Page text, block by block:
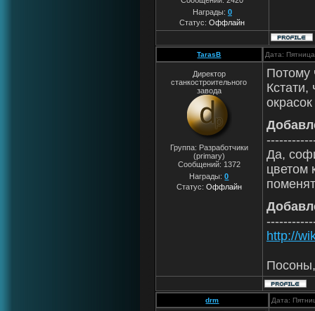
Награды: 0
Статус:Оффлайн
TarasB Дата:
Директор
станкостроительного
завода
Группа: Разработчики
(primary)
Сообщений: 1372
Награды:0
Статус: Оффлайн
Потому
Да,
цветом
http://
drm Дата: